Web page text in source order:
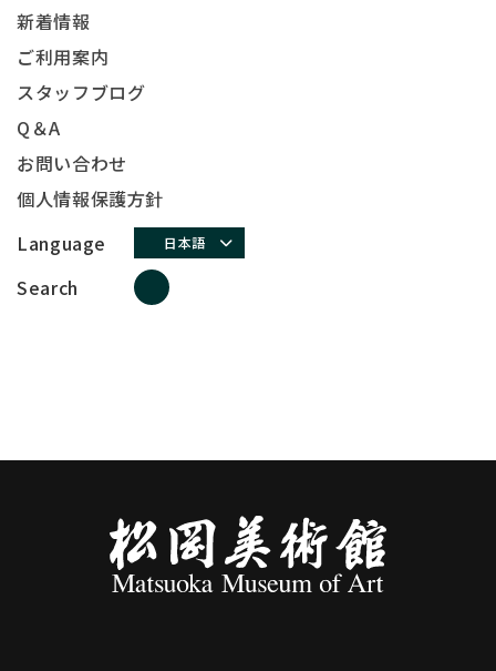
新着情報
ご利用案内
スタッフブログ
Q＆A
お問い合わせ
個人情報保護方針
Language
日本語
Search